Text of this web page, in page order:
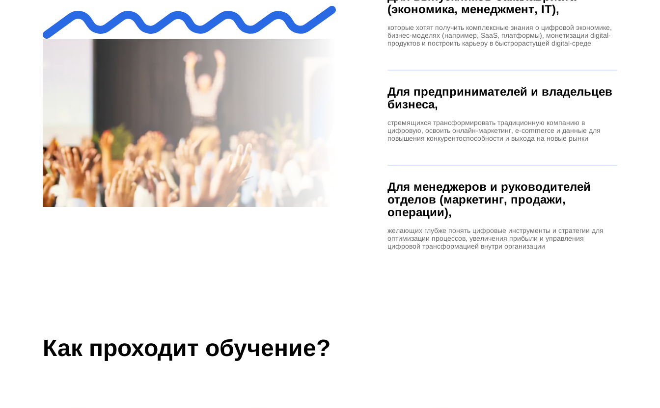
(экономика, менеджмент, IT),
которые хотят получить комплексные знания о цифровой экономике,
бизнес-моделях (например, SaaS, платформы), монетизации digital-
продуктов и построить карьеру в быстрорастущей digital-среде
Для предпринимателей и владельцев
бизнеса,
стремящихся трансформировать традиционную компанию в
цифровую, освоить онлайн-маркетинг, e-commerce и данные для
повышения конкурентоспособности и выхода на новые рынки
Для менеджеров и руководителей
отделов (маркетинг, продажи,
операции),
желающих глубже понять цифровые инструменты и стратегии для
оптимизации процессов, увеличения прибыли и управления
цифровой трансформацией внутри организации
Как проходит обучение?